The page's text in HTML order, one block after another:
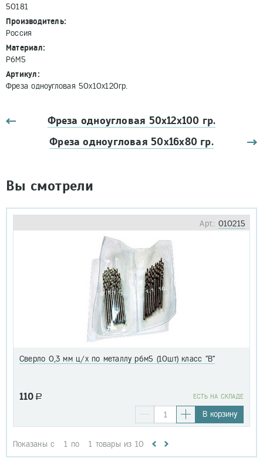
50181
Производитель:
Россия
Материал:
Р6М5
Артикул:
Фреза одноугловая 50х10х120гр.
Фреза одноугловая 50х12х100 гр.
Фреза одноугловая 50х16х80 гр.
Вы смотрели
Арт.: 010215
Сверло 0,3 мм ц/х по металлу р6м5 (10шт) класс "В"
110 a EСТЬ НА СКЛАДЕ
В корзину
Показаны с 1 по 1 товары из 10